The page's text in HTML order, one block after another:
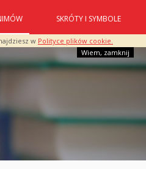
w Polityce plików cookie.
Wiem, zamknij
SKRÓTY I SYMBOLE